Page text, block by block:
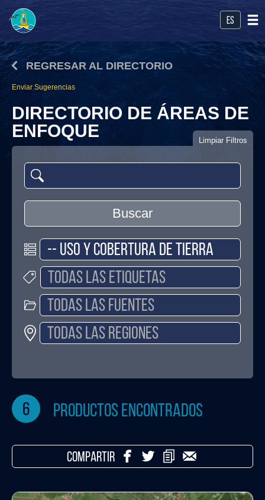
es
REGRESAR AL DIRECTORIO
Enviar Sugerencias
DIRECTORIO DE ÁREAS DE
ENFOQUE
Buscar
Limpiar Filtros
6 productos encontrados
COMPARTIR